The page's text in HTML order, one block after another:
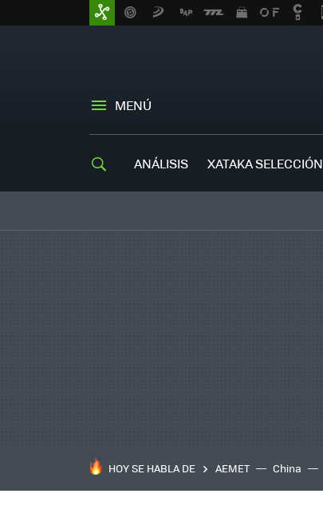
MENÚ
ANÁLISIS XATAKA SELECCIÓN
HOY SE HABLA DE AEMET China